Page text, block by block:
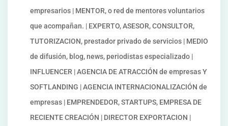
empresarios | MENTOR, o red de mentores voluntarios
que acompañan. | EXPERTO, ASESOR, CONSULTOR,
TUTORIZACION, prestador privado de servicios | MEDIO
de difusión, blog, news, periodistas especializado |
INFLUENCER | AGENCIA DE ATRACCIÓN de empresas Y
SOFTLANDING | AGENCIA INTERNACIONALIZACIÓN de
empresas | EMPRENDEDOR, STARTUPS, EMPRESA DE
RECIENTE CREACIÓN | DIRECTOR EXPORTACION |